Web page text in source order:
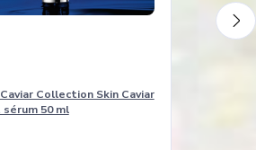
Collection Skin Caviar
50 ml